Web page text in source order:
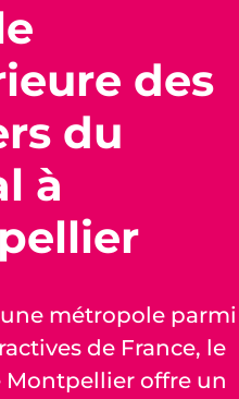
des
du
à
métropole parmi
de France, le
Montpellier offre un